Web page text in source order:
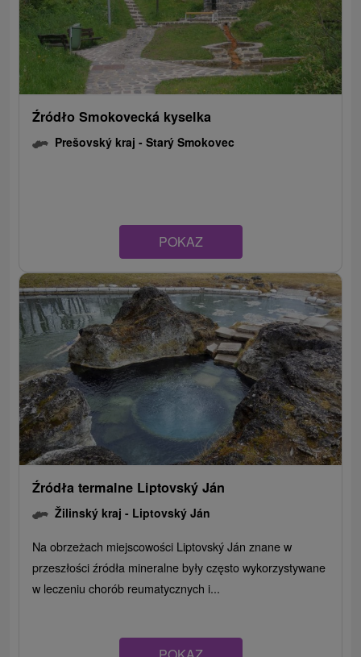
Źródło Smokovecká kyselka
Prešovský kraj -Starý Smokovec
POKAZ
Źródła termalne Liptovský Ján
Žilinský kraj - Liptovský Ján
Na obrzeżach miejscowości Liptovský Ján znane w
przeszłości źródła mineralne były często wykorzystywane
w leczeniu chorób reumatycznych i...